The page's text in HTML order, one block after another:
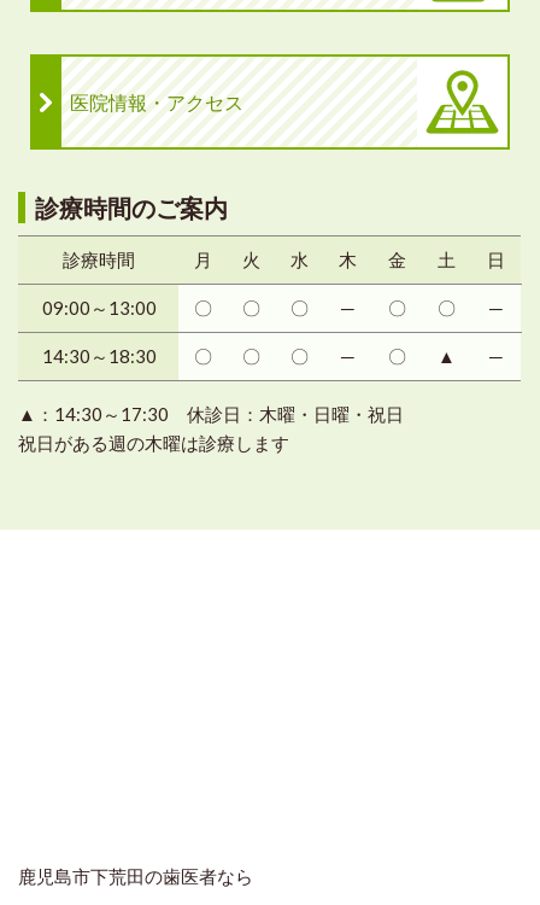
医院情報・アクセス
診療時間のご案内
診療時間 月 火 水 木 金 土 日
09:00～13:00 〇 〇 〇 ─ 〇 〇 ─
14:30～18:30 〇 〇 〇 ─ 〇 ▲ ─
▲：14:30～17:30 休診日：木曜・日曜・祝日
祝日がある週の木曜は診療します
鹿児島市下荒田の歯医者なら